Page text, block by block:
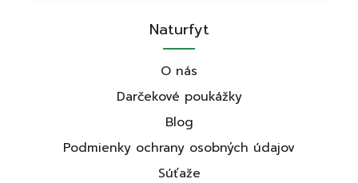
Naturfyt
O nás
Darčekové poukážky
Blog
Podmienky ochrany osobných údajov
Súťaže